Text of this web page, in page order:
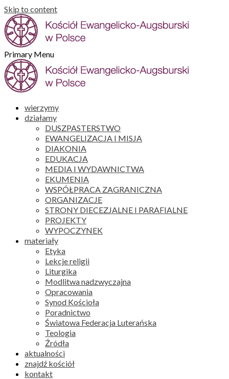
Skip to content
Primary Menu
wierzymy
działamy
DUSZPASTERSTWO
EWANGELIZACJA I MISJA
DIAKONIA
EDUKACJA
MEDIA I WYDAWNICTWA
EKUMENIA
WSPÓŁPRACA ZAGRANICZNA
ORGANIZACJE
STRONY DIECEZJALNE I PARAFIALNE
PROJEKTY
WYPOCZYNEK
materiały
Etyka
Lekcje religii
Liturgika
Modlitwa nadzwyczajna
Opracowania
Synod Kościoła
Poradnictwo
Światowa Federacja Luterańska
Teologia
Źródła
aktualności
znajdź kościół
kontakt